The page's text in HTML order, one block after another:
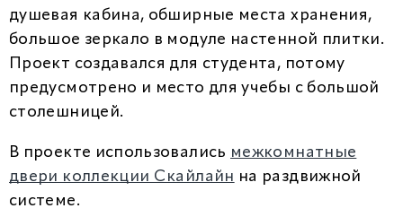
душевая кабина, обширные места хранения,
большое зеркало в модуле настенной плитки.
Проект создавался для студента, потому
предусмотрено и место для учебы с большой
столешницей.
В проекте использовались межкомнатные
двери коллекции Скайлайн на раздвижной
системе.